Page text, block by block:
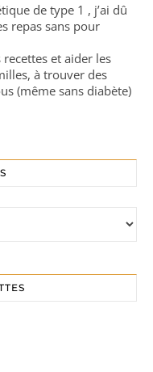
de type 1 , j’ai dû
repas sans pour
et aider les
à trouver des
(même sans diabète)